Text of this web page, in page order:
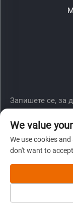
Запишете се, за
We value
We use cookies
don't want to